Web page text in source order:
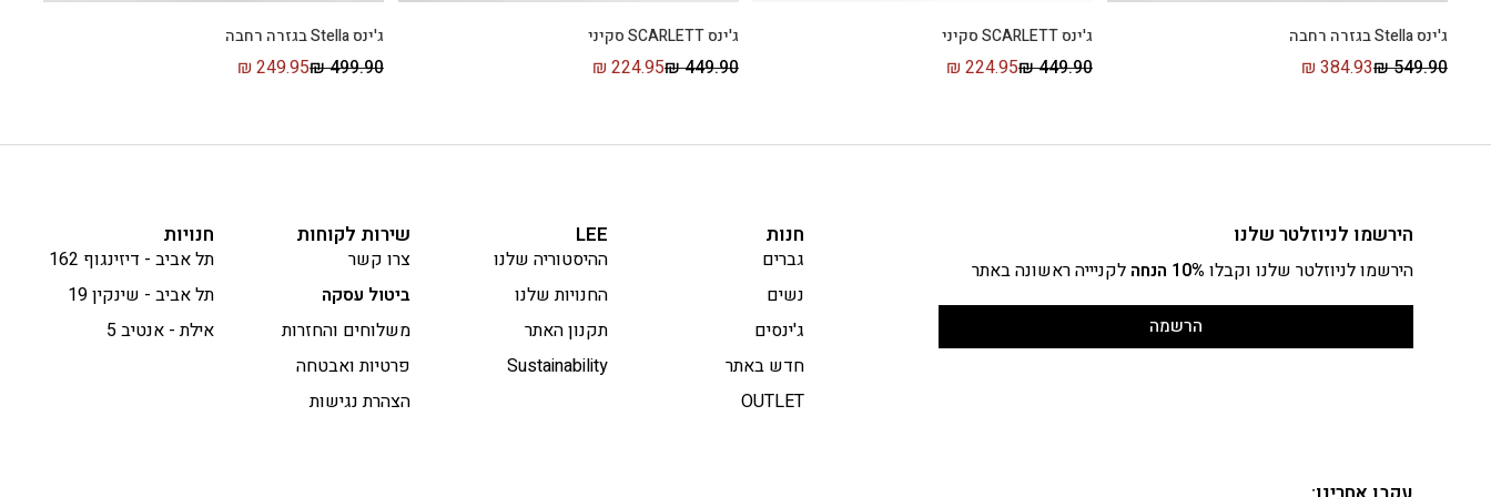
ג'ינס Stella בגזרה רחבה
₪549.90
₪ 384.93
ג'ינס SCARLETT סקיני
₪449.90
₪ 224.95
ג'ינס SCARLETT סקיני
₪449.90
₪ 224.95
ג'ינס Stella בגזרה רחבה
₪499.90
₪ 249.95
הירשמו לניוזלטר שלנו
הירשמו לניוזלטר שלנו וקבלו 10% הנחה לקניייה ראשונה באתר
הרשמה
חנות
גברים
נשים
ג'ינסים
חדש באתר
OUTLET
LEE
ההיסטוריה שלנו
החנויות שלנו
תקנון האתר
Sustainability
שירות לקוחות
צרו קשר
ביטול עסקה
משלוחים והחזרות
פרטיות ואבטחה
הצהרת נגישות
חנויות
תל אביב - דיזינגוף 162
תל אביב - שינקין 19
אילת - אנטיב 5